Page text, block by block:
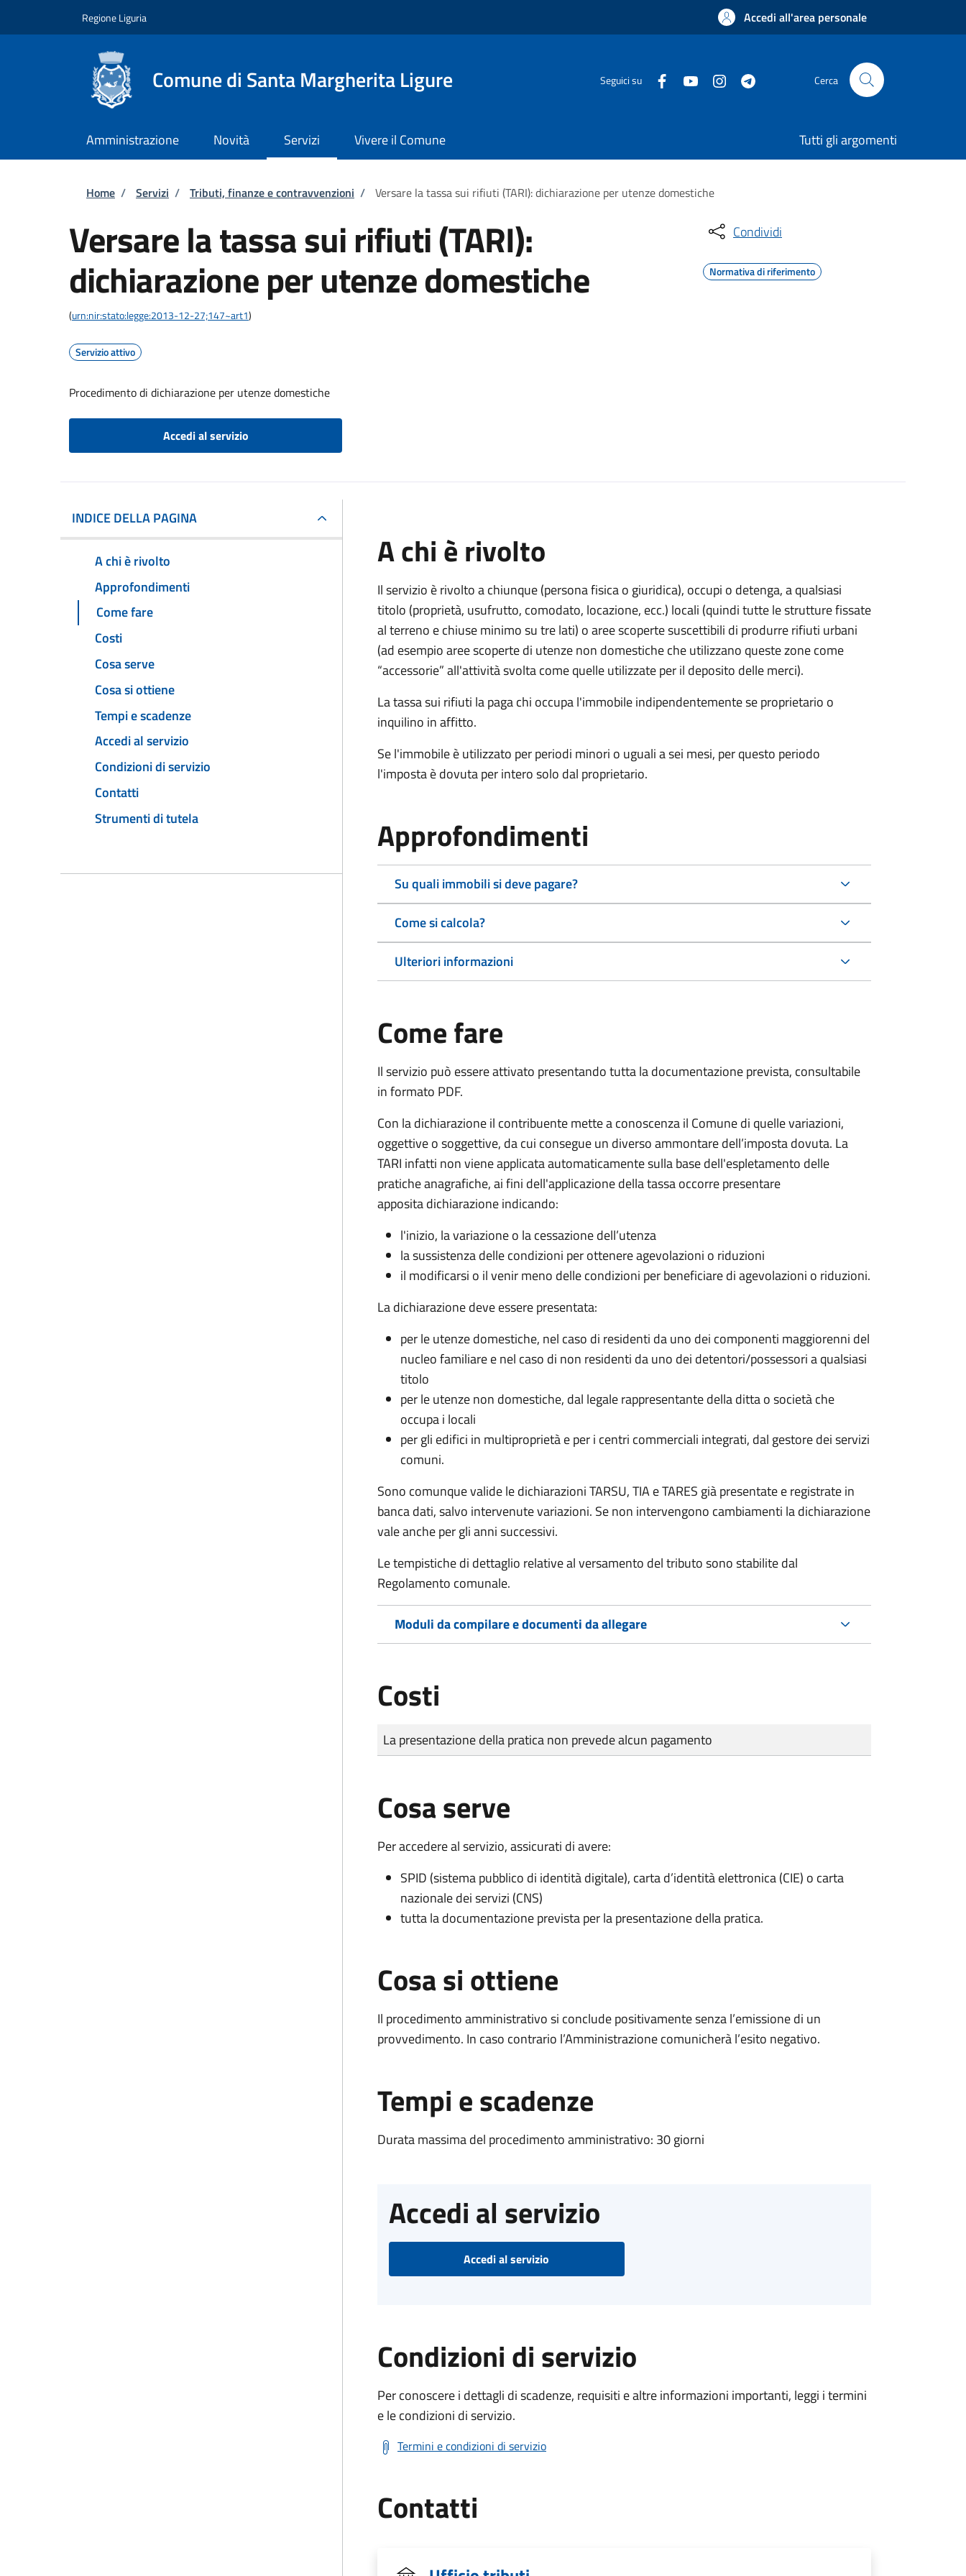
Regione Liguria Accedi all'area personale
Comune di Santa Margherita Ligure Seguici su Cerca
Amministrazione Novità Servizi Vivere il Comune Tutti gli argomenti
Briciole di pane
Home / Servizi / Tributi, finanze e contravvenzioni / Versare la tassa sui rifiuti (TARI): dichiarazione per utenze domestiche
Versare la tassa sui rifiuti (TARI):
dichiarazione per utenze domestiche
(urn:nir:stato:legge:2013-12-27;147~art1)
Servizio attivo
Procedimento di dichiarazione per utenze domestiche
Accedi al servizio
Condividi
Normativa di riferimento
INDICE DELLA PAGINA
A chi è rivolto
Approfondimenti
Come fare
Costi
Cosa serve
Cosa si ottiene
Tempi e scadenze
Accedi al servizio
Condizioni di servizio
Contatti
Strumenti di tutela
A chi è rivolto
Il servizio è rivolto a chiunque (persona fisica o giuridica), occupi o detenga, a qualsiasi
titolo (proprietà, usufrutto, comodato, locazione, ecc.) locali (quindi tutte le strutture fissate
al terreno e chiuse minimo su tre lati) o aree scoperte suscettibili di produrre rifiuti urbani
(ad esempio aree scoperte di utenze non domestiche che utilizzano queste zone come
“accessorie” all'attività svolta come quelle utilizzate per il deposito delle merci).
La tassa sui rifiuti la paga chi occupa l'immobile indipendentemente se proprietario o
inquilino in affitto.
Se l'immobile è utilizzato per periodi minori o uguali a sei mesi, per questo periodo
l'imposta è dovuta per intero solo dal proprietario.
Approfondimenti
Su quali immobili si deve pagare?
Come si calcola?
Ulteriori informazioni
Come fare
Il servizio può essere attivato presentando tutta la documentazione prevista, consultabile
in formato PDF.
Con la dichiarazione il contribuente mette a conoscenza il Comune di quelle variazioni,
oggettive o soggettive, da cui consegue un diverso ammontare dell’imposta dovuta. La
TARI infatti non viene applicata automaticamente sulla base dell'espletamento delle
pratiche anagrafiche, ai fini dell'applicazione della tassa occorre presentare
apposita dichiarazione indicando:
l'inizio, la variazione o la cessazione dell’utenza
la sussistenza delle condizioni per ottenere agevolazioni o riduzioni
il modificarsi o il venir meno delle condizioni per beneficiare di agevolazioni o riduzioni.
La dichiarazione deve essere presentata:
per le utenze domestiche, nel caso di residenti da uno dei componenti maggiorenni del
nucleo familiare e nel caso di non residenti da uno dei detentori/possessori a qualsiasi
titolo
per le utenze non domestiche, dal legale rappresentante della ditta o società che
occupa i locali
per gli edifici in multiproprietà e per i centri commerciali integrati, dal gestore dei servizi
comuni.
Sono comunque valide le dichiarazioni TARSU, TIA e TARES già presentate e registrate in
banca dati, salvo intervenute variazioni. Se non intervengono cambiamenti la dichiarazione
vale anche per gli anni successivi.
Le tempistiche di dettaglio relative al versamento del tributo sono stabilite dal
Regolamento comunale.
Moduli da compilare e documenti da allegare
Costi
Tipo di pagamento
Importo
La presentazione della pratica non prevede alcun pagamento
Cosa serve
Per accedere al servizio, assicurati di avere:
SPID (sistema pubblico di identità digitale), carta d’identità elettronica (CIE) o carta
nazionale dei servizi (CNS)
tutta la documentazione prevista per la presentazione della pratica.
Cosa si ottiene
Il procedimento amministrativo si conclude positivamente senza l’emissione di un
provvedimento. In caso contrario l’Amministrazione comunicherà l’esito negativo.
Tempi e scadenze
Durata massima del procedimento amministrativo: 30 giorni
Accedi al servizio
Accedi al servizio
Condizioni di servizio
Per conoscere i dettagli di scadenze, requisiti e altre informazioni importanti, leggi i termini
e le condizioni di servizio.
Termini e condizioni di servizio
Contatti